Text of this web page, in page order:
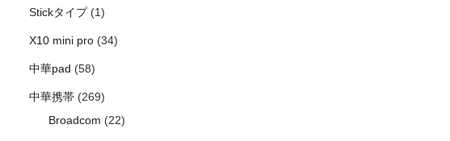
Stickタイプ(1)
X10 mini pro(34)
中華pad (58)
中華携帯(269)
Broadcom (22)